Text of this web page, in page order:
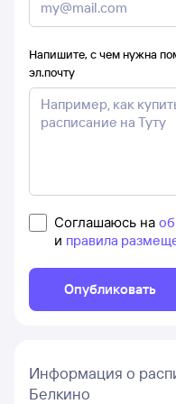
Напишите, с чем нужна
эл.почту
Соглашаюсь на
и правила
Опубликовать
Информация о
Белкино